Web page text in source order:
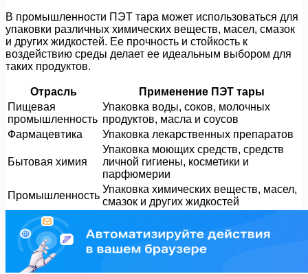
В промышленности ПЭТ тара может использоваться для
упаковки различных химических веществ, масел, смазок
и других жидкостей. Ее прочность и стойкость к
воздействию среды делает ее идеальным выбором для
таких продуктов.
Отрасль
Применение ПЭТ тары
Пищевая
промышленность
Упаковка воды, соков, молочных
продуктов, масла и соусов
Фармацевтика
Упаковка лекарственных препаратов
Бытовая химия
Упаковка моющих средств, средств
личной гигиены, косметики и
парфюмерии
Промышленность
Упаковка химических веществ, масел,
смазок и других жидкостей